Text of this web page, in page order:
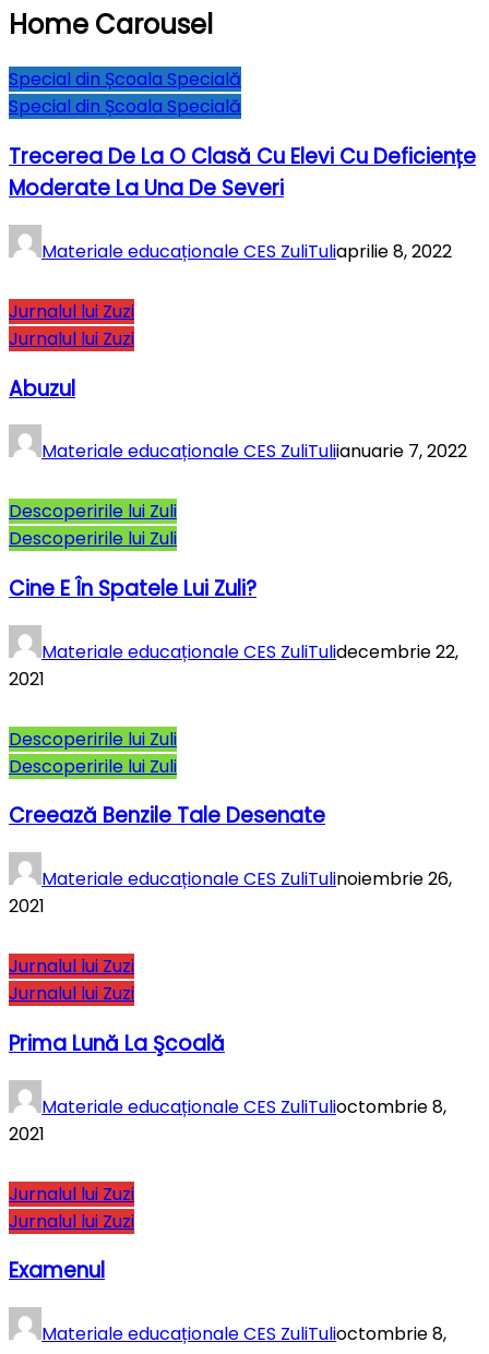
Home Carousel
Special din Școala Specială
Special din Școala Specială
Trecerea De La O Clasă Cu Elevi Cu Deficiențe
Moderate La Una De Severi
Materiale educaționale CES ZuliTuliaprilie 8, 2022
Jurnalul lui Zuzi
Jurnalul lui Zuzi
Abuzul
Materiale educaționale CES ZuliTuliianuarie 7, 2022
Descoperirile lui Zuli
Descoperirile lui Zuli
Cine E În Spatele Lui Zuli?
Materiale educaționale CES ZuliTulidecembrie 22,
2021
Descoperirile lui Zuli
Descoperirile lui Zuli
Creează Benzile Tale Desenate
Materiale educaționale CES ZuliTulinoiembrie 26,
2021
Jurnalul lui Zuzi
Jurnalul lui Zuzi
Prima Lună La Şcoală
Materiale educaționale CES ZuliTulioctombrie 8,
2021
Jurnalul lui Zuzi
Jurnalul lui Zuzi
Examenul
Materiale educaționale CES ZuliTulioctombrie 8,